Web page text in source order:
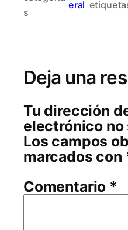
s
eral
Deja una
Tu dirección
electrónico no
Los campos
marcados con
Comentario *